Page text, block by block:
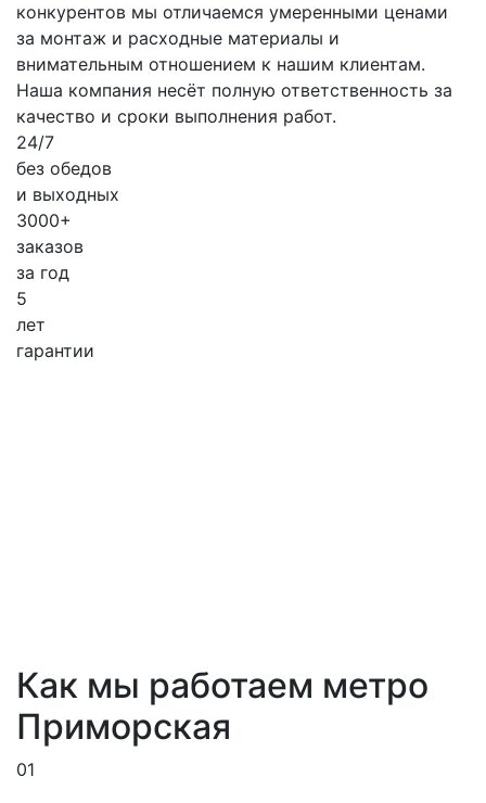
конкурентов мы отличаемся умеренными ценами
за монтаж и расходные материалы и
внимательным отношением к нашим клиентам.
Наша компания несёт полную ответственность за
качество и сроки выполнения работ.
24/7
без обедов
и выходных
3000+
заказов
за год
5
лет
гарантии
Как мы работаем метро
Приморская
01